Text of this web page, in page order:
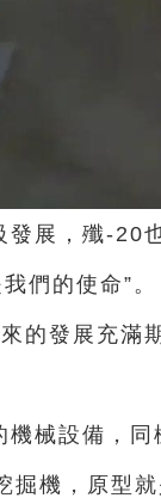
展， 殲-20
們的使命”。
的發展充滿
機械設備， 同
掘機， 原型